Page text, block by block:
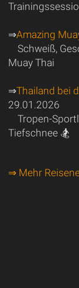
⇒Amazing
Schweiß,
Muay Thai
⇒Thailand bei
29.01.2026
Tropen-
Tiefschnee 🏂
⇒ Mehr